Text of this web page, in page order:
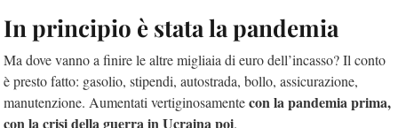
In principio è stata la pandemia
Ma dove vanno a finire le altre migliaia di euro dell’incasso? Il conto
è presto fatto: gasolio, stipendi, autostrada, bollo, assicurazione,
manutenzione. Aumentati vertiginosamentecon la pandemia prima,
con la crisi della guerra in Ucraina poi.